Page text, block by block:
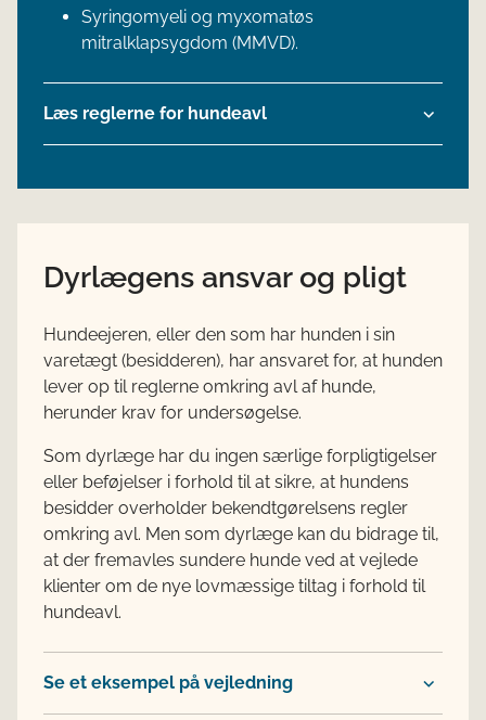
Syringomyeli og myxomatøs
mitralklapsygdom (MMVD).
Læs reglerne for hundeavl
Dyrlægens ansvar og pligt
Hundeejeren, eller den som har hunden i sin
varetægt (besidderen), har ansvaret for, at hunden
lever op til reglerne omkring avl af hunde,
herunder krav for undersøgelse.
Som dyrlæge har du ingen særlige forpligtigelser
eller beføjelser i forhold til at sikre, at hundens
besidder overholder bekendtgørelsens regler
omkring avl. Men som dyrlæge kan du bidrage til,
at der fremavles sundere hunde ved at vejlede
klienter om de nye lovmæssige tiltag i forhold til
hundeavl.
Se et eksempel på vejledning